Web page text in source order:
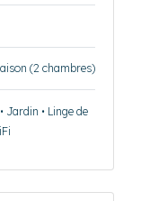
(2 chambres)
Jardin • Linge de